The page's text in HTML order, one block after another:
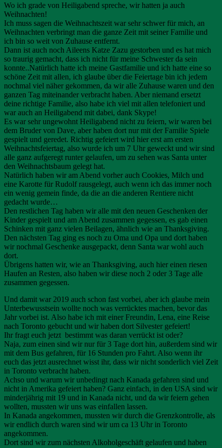
Wo ich grade von Heiligabend spreche, wir hatten ja auch
Weihnachten!
Ich muss sagen die Weihnachtszeit war sehr schwer für mich, an
Weihnachten verbringt man die ganze Zeit mit seiner Familie und
ich bin so weit von Zuhause entfernt.
Dann ist auch noch Aileens Katze Zazu gestorben und es hat mich
so traurig gemacht, dass ich nicht für meine Schwester da sein
konnte..Natürlich hatte ich meine Gastfamilie und ich hatte eine so
schöne Zeit mit allen, ich glaube über die Feiertage bin ich jedem
nochmal viel näher gekommen, da wir alle Zuhause waren und den
ganzen Tag miteinander verbracht haben. Aber niemand ersetzt
deine richtige Familie, also habe ich viel mit allen telefoniert und
war auch an Heiligabend mit dabei, dank Skype!
Es war sehr ungewohnt Heiligabend nicht zu feiern, wir waren bei
dem Bruder von Dave, aber haben dort nur mit der Familie Spiele
gespielt und geredet. Richtig gefeiert wird hier erst am ersten
Weihnachtsfeiertag, also wurde ich um 7 Uhr geweckt und wir sind
alle ganz aufgeregt runter gelaufen, um zu sehen was Santa unter
den Weihnachtsbaum gelegt hat.
Natürlich haben wir am Abend vorher auch Cookies, Milch und
eine Karotte für Rudolf rausgelegt, auch wenn ich das immer noch
ein wenig gemein finde, da die an die anderen Rentiere nicht
gedacht wurde…
Den restlichen Tag haben wir alle mit den neuen Geschenken der
Kinder gespielt und am Abend zusammen gegessen, es gab einen
Schinken mit ganz vielen Beilagen, ähnlich wie an Thanksgiving.
Den nächsten Tag ging es noch zu Oma und Opa und dort haben
wir nochmal Geschenke ausgepackt, denn Santa war wohl auch
dort.
Übrigens hatten wir, wie an Thanksgiving, auch hier einen riesen
Haufen an Resten, also haben wir diese noch 2 oder 3 Tage alle
zusammen gegessen.
Und damit war 2019 auch schon fast vorbei, aber ich glaube mein
Unterbewusstsein wollte noch was verrücktes machen, bevor das
Jahr vorbei ist. Also habe ich mit einer Freundin, Lena, eine Reise
nach Toronto gebucht und wir haben dort Silvester gefeiert!
Ihr fragt euch jetzt bestimmt was daran verrückt ist oder?
Naja, zum einen sind wir nur für 3 Tage dort hin, außerdem sind wir
mit dem Bus gefahren, für 16 Stunden pro Fahrt. Also wenn ihr
euch das jetzt ausrechnet wisst ihr, dass wir nicht sonderlich viel Zeit
in Toronto verbracht haben.
Achso und warum wir unbedingt nach Kanada gefahren sind und
nicht in Amerika gefeiert haben? Ganz einfach, in den USA sind wir
minderjährig mit 19 und in Kanada nicht, und da wir feiern gehen
wollten, mussten wir uns was einfallen lassen.
In Kanada angekommen, mussten wir durch die Grenzkontrolle, als
wir endlich durch waren sind wir um ca 13 Uhr in Toronto
angekommen.
Dort sind wir zum nächsten Alkoholgeschäft gelaufen und haben